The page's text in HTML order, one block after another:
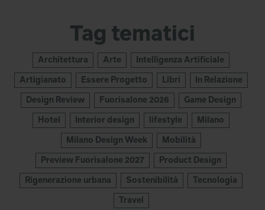
Tag tematici
Architettura Arte Intelligenza Artificiale
Artigianato Essere Progetto Libri In Relazione
Design Review Fuorisalone 2026 Game Design
Hotel Interior design lifestyle Milano
Milano Design Week Mobilità
Preview Fuorisalone 2027 Product Design
Rigenerazione urbana Sostenibilità Tecnologia
Travel